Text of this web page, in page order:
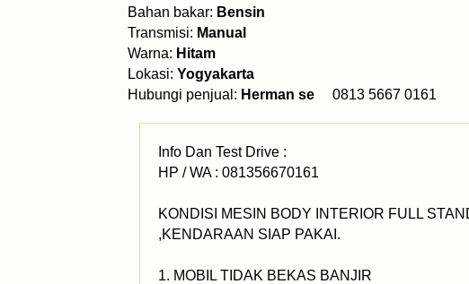
Bahan bakar: Bensin
Transmisi: Manual
Warna: Hitam
Lokasi: Yogyakarta
Hubungi penjual: Herman se 0813 5667 0161
Info Dan Test Drive :
HP / WA : 081356670161
KONDISI MESIN BODY INTERIOR FULL
,KENDARAAN SIAP PAKAI.
1. MOBIL TIDAK BEKAS BANJIR